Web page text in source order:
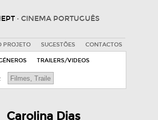
· CINEMA PORTUGUÊS
PROJETO SUGESTÕES CONTACTOS
TRAILERS/VIDEOS
Carolina Dias